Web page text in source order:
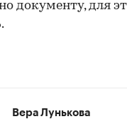
документу, для
Вера Лунькова